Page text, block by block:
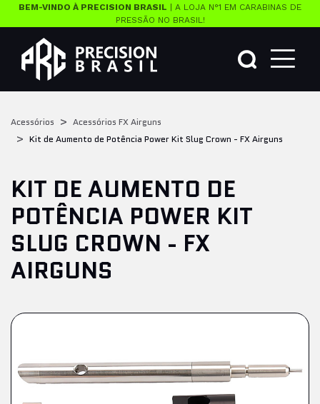
BEM-VINDO À PRECISION BRASIL | A LOJA N°1 EM CARABINAS DE
PRESSÃO NO BRASIL!
Acessórios
Acessórios FX Airguns
Kit de Aumento de Potência Power Kit Slug Crown - FX Airguns
KIT DE AUMENTO DE
POTÊNCIA POWER KIT
SLUG CROWN - FX
AIRGUNS